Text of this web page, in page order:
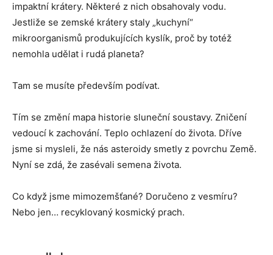
impaktní krátery. Některé z nich obsahovaly vodu.
Jestliže se zemské krátery staly „kuchyní“
mikroorganismů produkujících kyslík, proč by totéž
nemohla udělat i rudá planeta?
Tam se musíte především podívat.
Tím se změní mapa historie sluneční soustavy. Zničení
vedoucí k zachování. Teplo ochlazení do života. Dříve
jsme si mysleli, že nás asteroidy smetly z povrchu Země.
Nyní se zdá, že zasévali semena života.
Co když jsme mimozemšťané? Doručeno z vesmíru?
Nebo jen… recyklovaný kosmický prach.